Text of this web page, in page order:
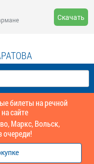
Скачать
билеты на речной
сайте
Маркс, Вольск,
очереди!